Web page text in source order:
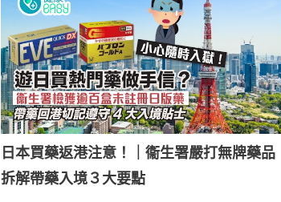
日本買藥返港注意！｜衞生署嚴打無牌藥品
拆解帶藥入境３大要點